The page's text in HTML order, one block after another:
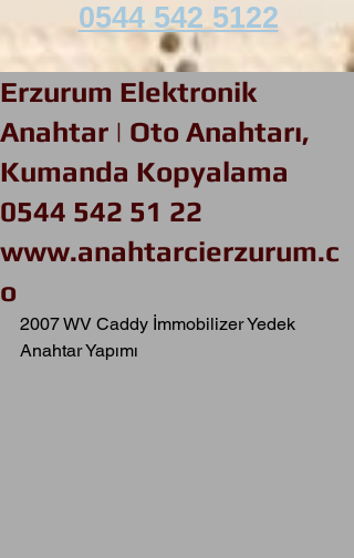
0544 542 5122
Erzurum Elektronik
Anahtar | Oto Anahtarı,
Kumanda Kopyalama
0544 542 51 22
www.anahtarcierzurum.c
o
2007 WV Caddy İmmobilizer Yedek
Anahtar Yapımı